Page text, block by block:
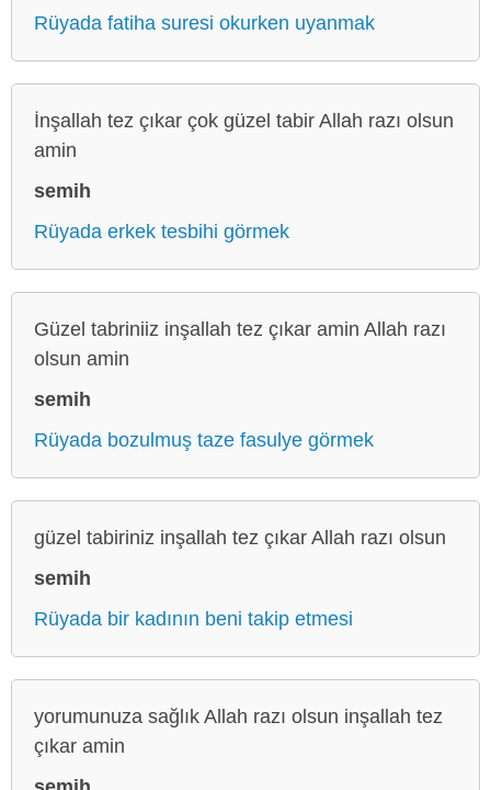
Rüyada fatiha suresi okurken uyanmak
İnşallah tez çıkar çok güzel tabir Allah razı olsun
amin
semih
Rüyada erkek tesbihi görmek
Güzel tabriniiz inşallah tez çıkar amin Allah razı
olsun amin
semih
Rüyada bozulmuş taze fasulye görmek
güzel tabiriniz inşallah tez çıkar Allah razı olsun
semih
Rüyada bir kadının beni takip etmesi
yorumunuza sağlık Allah razı olsun inşallah tez
çıkar amin